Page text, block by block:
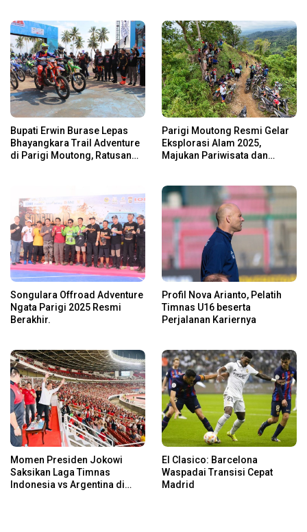
Bupati Erwin Burase Lepas
Bhayangkara Trail Adventure
di Parigi Moutong, Ratusan
Parigi Moutong Resmi Gelar
Eksplorasi Alam 2025,
Majukan Pariwisata dan
Songulara Offroad Adventure
Ngata Parigi 2025 Resmi
Berakhir.
Profil Nova Arianto, Pelatih
Timnas U16 beserta
Perjalanan Kariernya
Momen Presiden Jokowi
Saksikan Laga Timnas
Indonesia vs Argentina di
El Clasico: Barcelona
Waspadai Transisi Cepat
Madrid